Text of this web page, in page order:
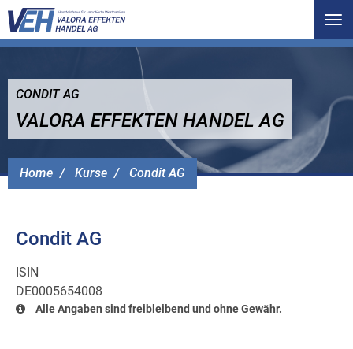
Home Kurse Condit AG
CONDIT AG
VALORA EFFEKTEN HANDEL AG
Condit AG
ISIN
DE0005654008
Alle Angaben sind freibleibend und ohne Gewähr.